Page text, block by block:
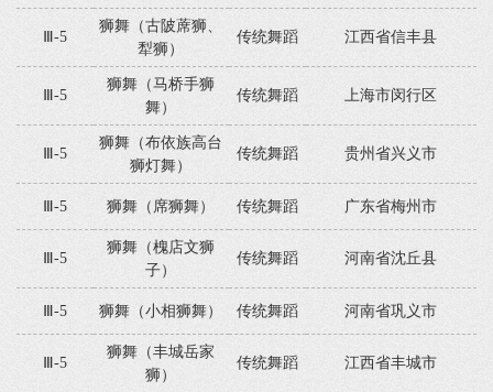
Ⅲ-5
狮舞（古陂蓆狮、
犁狮）
传统舞蹈 江西省信丰县
Ⅲ-5
狮舞（马桥手狮
舞）
传统舞蹈 上海市闵行区
Ⅲ-5
狮舞（布依族高台
狮灯舞）
传统舞蹈 贵州省兴义市
Ⅲ-5 狮舞（席狮舞） 传统舞蹈 广东省梅州市
Ⅲ-5
狮舞（槐店文狮
子）
传统舞蹈 河南省沈丘县
Ⅲ-5 狮舞（小相狮舞） 传统舞蹈 河南省巩义市
Ⅲ-5
狮舞（丰城岳家
狮）
传统舞蹈 江西省丰城市